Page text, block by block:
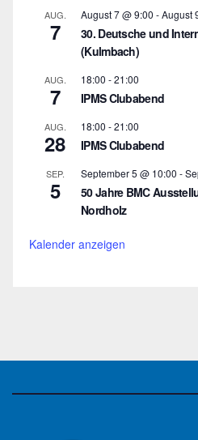
AUG.
7
August 7 @ 9:00 -August
30. Deutsche und
(Kulmbach)
AUG.
7
18:00 -21:00
IPMS Clubabend
AUG.
28
18:00 -21:00
IPMS Clubabend
SEP.
5
September 5 @ 10:00 -
50 Jahre BMC
Nordholz
Kalender anzeigen